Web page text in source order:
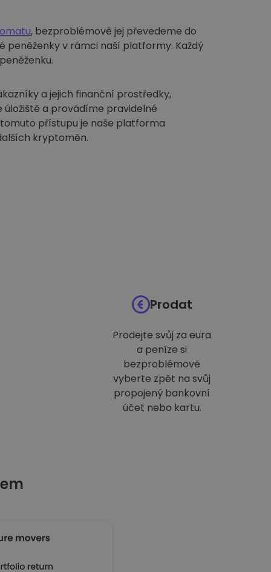
, bezproblémově jej převedeme do
peněženky v rámci naší platformy. Každý
a jejich finanční prostředky,
a provádíme pravidelné
přístupu je naše platforma
kryptoměn.
Prodat
Prodejte svůj za eura
a peníze si
bezproblémově
vyberte zpět na svůj
propojený bankovní
účet nebo kartu.